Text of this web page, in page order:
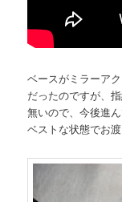
ベースがミラーア
だったのですが、
無いので、今後進
ベストな状態でお